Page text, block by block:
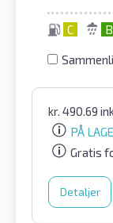
C B
kr. 490.69
PÅ
Gratis
Detaljer